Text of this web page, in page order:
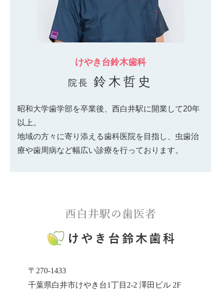
けやき台鈴木歯科
院長 鈴木哲史
昭和大学歯学部を卒業後、西白井駅に開業して20年
以上。
地域の方々に寄り添える歯科医院を目指し、虫歯治
療や歯周病など幅広い診療を行っております。
〒270-1433
千葉県白井市けやき台1丁目2-2 澤田ビル 2F